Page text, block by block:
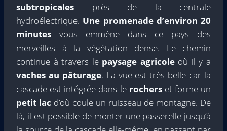
subtropicales près de la centrale
hydroélectrique. Une promenade d’environ 20
minutes vous emmène dans ce pays des
merveilles à la végétation dense. Le chemin
continue à travers le paysage agricoleoù il y a
vaches au pâturage. La vue est très belle car la
cascade est intégrée dans le rocherset forme un
petit lac d’où coule un ruisseau de montagne. De
là, il est possible de monter une passerelle jusqu’à